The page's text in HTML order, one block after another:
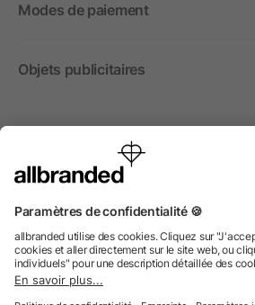
Modes de paiement
Objets publicitaires
International